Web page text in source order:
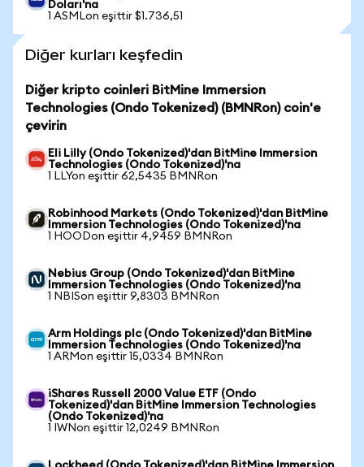
Doları'na
1 ASMLon eşittir $1.736,51
Diğer kurları keşfedin
Diğer kripto coinleri BitMine Immersion
Technologies (Ondo Tokenized) (BMNRon) coin'e
çevirin
Eli Lilly (Ondo Tokenized)'dan BitMine Immersion
Technologies (Ondo Tokenized)'na
1 LLYon eşittir 62,5435 BMNRon
Robinhood Markets (Ondo Tokenized)'dan BitMine
Immersion Technologies (Ondo Tokenized)'na
1 HOODon eşittir 4,9459 BMNRon
Nebius Group (Ondo Tokenized)'dan BitMine
Immersion Technologies (Ondo Tokenized)'na
1 NBISon eşittir 9,8303 BMNRon
Arm Holdings plc (Ondo Tokenized)'dan BitMine
Immersion Technologies (Ondo Tokenized)'na
1 ARMon eşittir 15,0334 BMNRon
iShares Russell 2000 Value ETF (Ondo
Tokenized)'dan BitMine Immersion Technologies
(Ondo Tokenized)'na
1 IWNon eşittir 12,0249 BMNRon